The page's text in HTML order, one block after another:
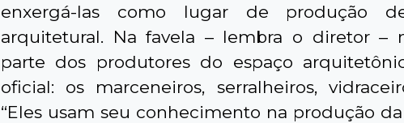
enxergá-las como lugar de produção
arquitetural. Na favela – lembra o diretor –
parte dos produtores do espaço
oficial: os marceneiros, serralheiros,
“Eles usam seu conhecimento na produção